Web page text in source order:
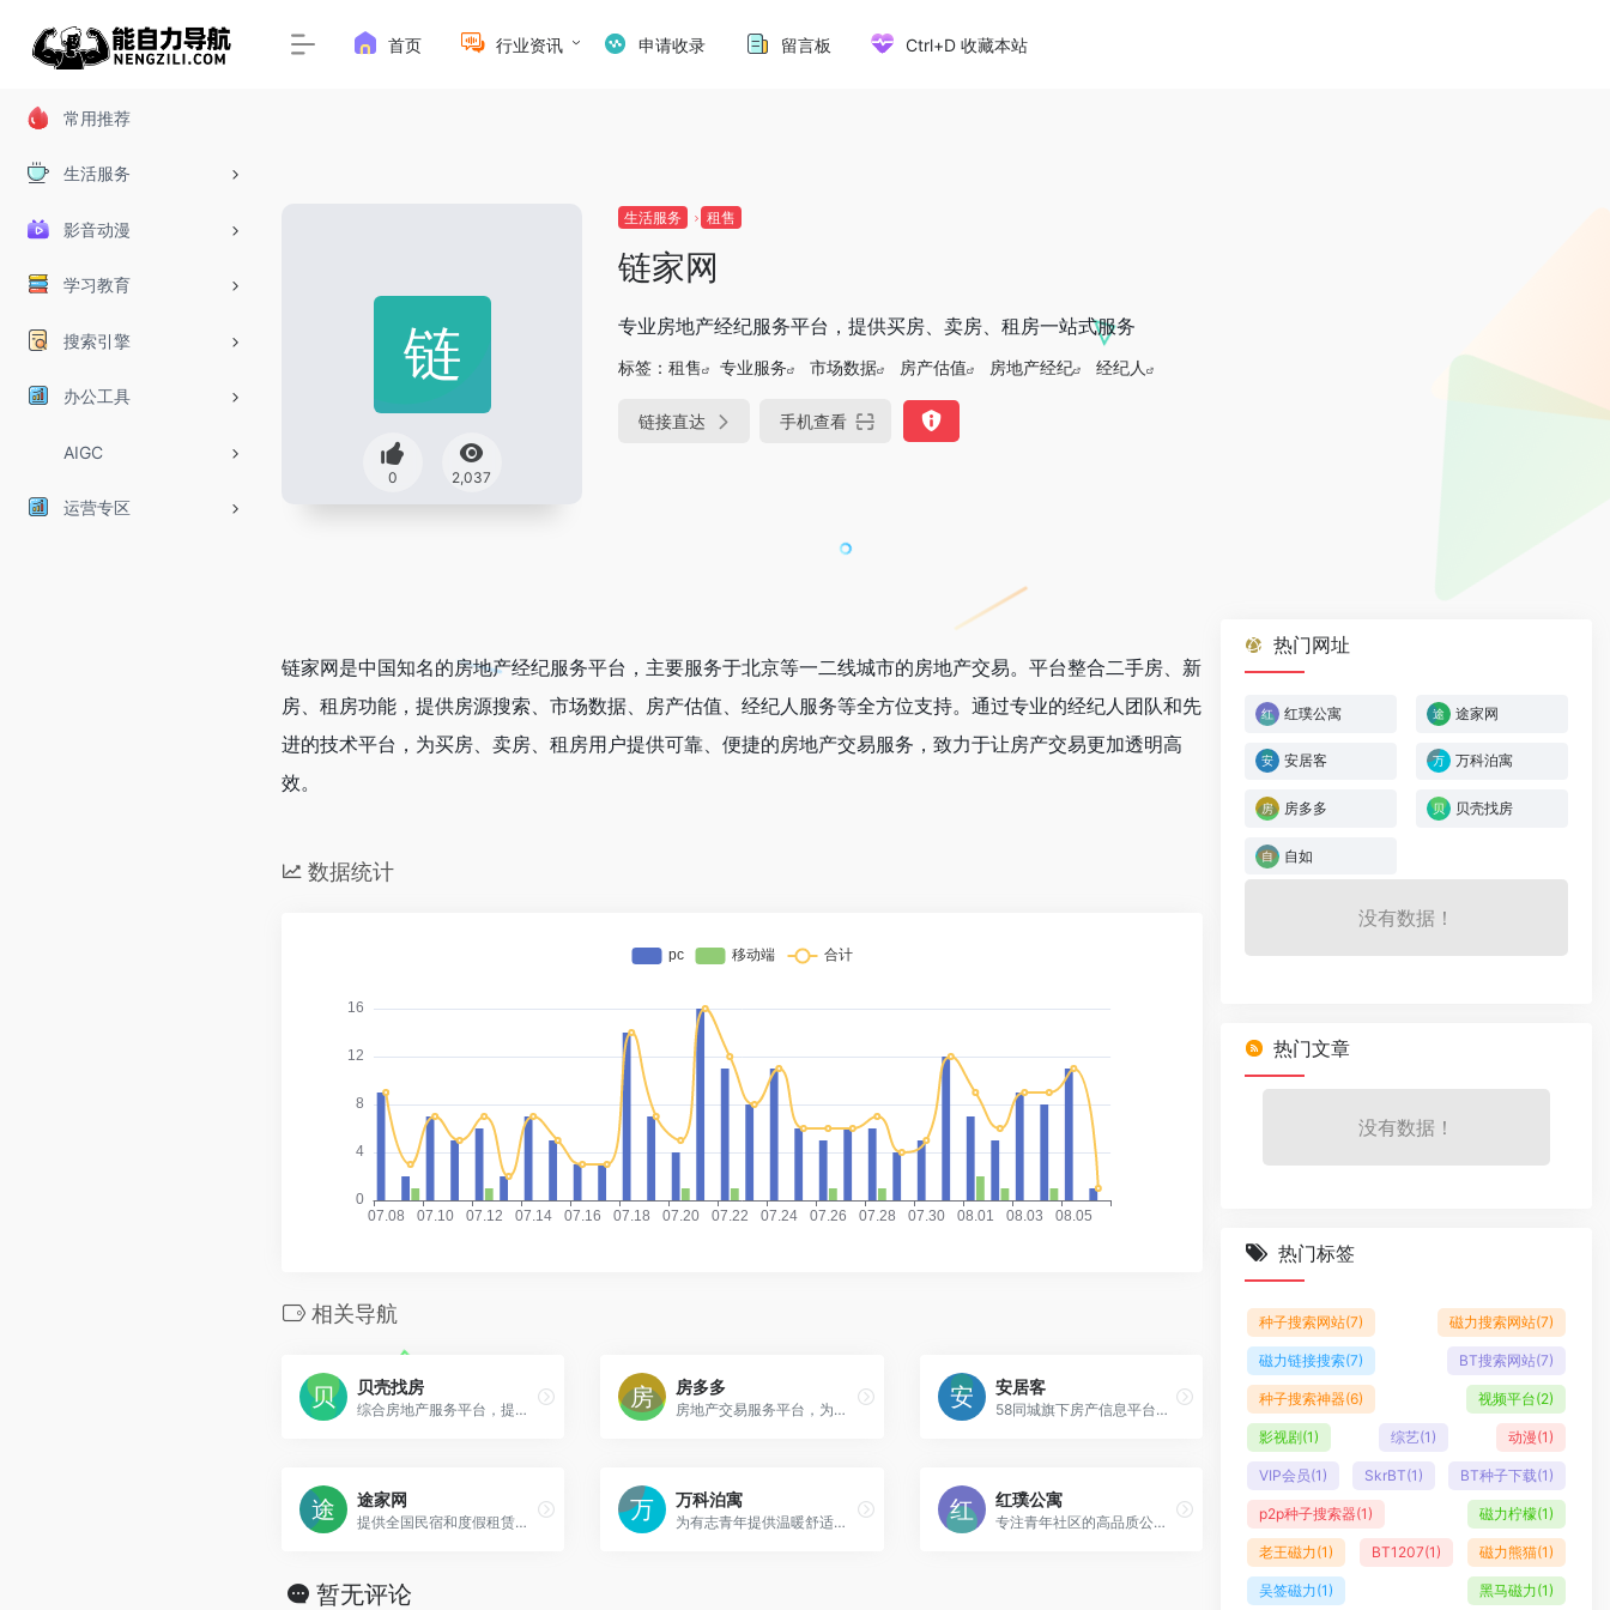
常用推荐
生活服务
影音动漫
学习教育
搜索引擎
办公工具
AIGC
运营专区
首页 行业资讯 申请收录 留言板 Ctrl+D 收藏本站
0 2,037
生活服务 租售
链家网
专业房地产经纪服务平台，提供买房、卖房、租房一站式服务
标签： 租售 专业服务 市场数据 房产估值 房地产经纪 经纪人
链接直达 手机查看
链家网是中国知名的房地产经纪服务平台，主要服务于北京等一二线城市的房地产交易。平台整合二手房、新
房、租房功能，提供房源搜索、市场数据、房产估值、经纪人服务等全方位支持。通过专业的经纪人团队和先
进的技术平台，为买房、卖房、租房用户提供可靠、便捷的房地产交易服务，致力于让房产交易更加透明高
效。
数据统计
相关导航
贝壳找房
综合房地产服务平台，提供二手房、新房、租房等全方位房产服务
房多多
房地产交易服务平台，为用户提供房产买卖和经纪服务
安居客
58同城旗下房产信息平台，提供二手房、新房、租房及商业地产服务
途家网
提供全国民宿和度假租赁服务的在线住宿预订平台
万科泊寓
为有志青年提供温暖舒适居住空间的长租公寓品牌
红璞公寓
专注青年社区的高品质公寓租赁平台，提供便捷的城市居住解决方案
暂无评论
热门网址
红璞公寓 途家网
安居客 万科泊寓
房多多 贝壳找房
自如
没有数据！
热门文章
没有数据！
热门标签
种子搜索网站(7) 磁力搜索网站(7)
磁力链接搜索(7) BT搜索网站(7)
种子搜索神器(6) 视频平台(2)
影视剧(1) 综艺(1) 动漫(1)
VIP会员(1) SkrBT(1) BT种子下载(1)
p2p种子搜索器(1) 磁力柠檬(1)
老王磁力(1) BT1207(1) 磁力熊猫(1)
吴签磁力(1) 黑马磁力(1)